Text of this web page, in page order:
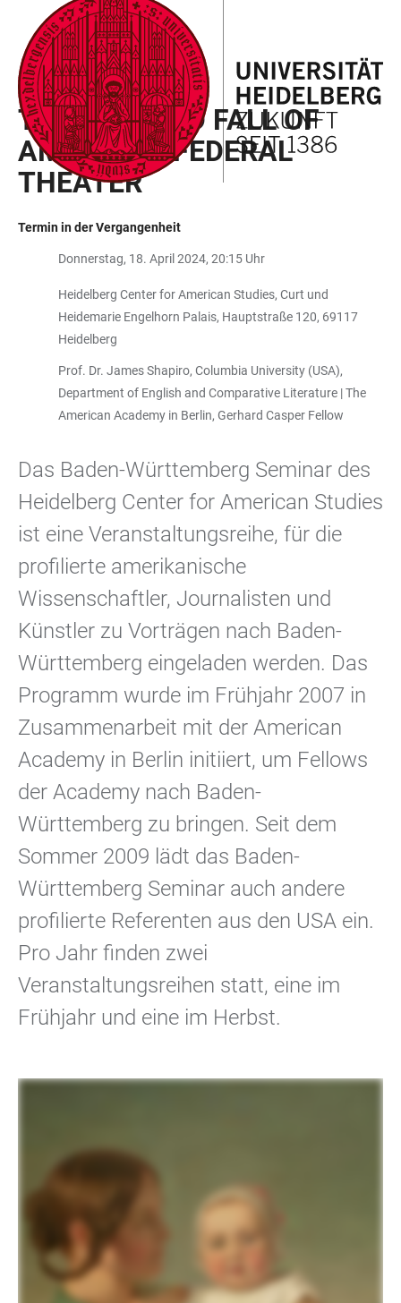
LINKS
ZUR
BARRIEREFREIHEIT
ZUM
HAUPTINHALT
HAUPTNAVIGATION
ÖFFNEN
WEBSEITENSUCHE
ÖFFNEN
BADEN-WÜRTTEMBERG SEMINAR
THE RISE AND FALL OF
AMERICA’S FEDERAL
THEATER
Termin in der Vergangenheit
Donnerstag, 18. April 2024, 20:15 Uhr
Heidelberg Center for American Studies, Curt und
Heidemarie Engelhorn Palais, Hauptstraße 120, 69117
Heidelberg
Prof. Dr. James Shapiro, Columbia University (USA),
Department of English and Comparative Literature | The
American Academy in Berlin, Gerhard Casper Fellow
Das Baden-Württemberg Seminar des
Heidelberg Center for American Studies
ist eine Veranstaltungsreihe, für die
profilierte amerikanische
Wissenschaftler, Journalisten und
Künstler zu Vorträgen nach Baden-
Württemberg eingeladen werden. Das
Programm wurde im Frühjahr 2007 in
Zusammenarbeit mit der American
Academy in Berlin initiiert, um Fellows
der Academy nach Baden-
Württemberg zu bringen. Seit dem
Sommer 2009 lädt das Baden-
Württemberg Seminar auch andere
profilierte Referenten aus den USA ein.
Pro Jahr finden zwei
Veranstaltungsreihen statt, eine im
Frühjahr und eine im Herbst.